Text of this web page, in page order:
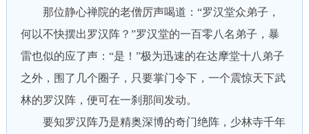
那位静心禅院的老僧厉声喝道：“罗汉堂众弟子，
何以不快摆出罗汉阵？”罗汉堂的一百零八名弟子，暴
雷也似的应了声：“是！”极为迅速的在达摩堂十八弟子
之外，围了几个圈子，只要掌门令下，一个震惊天下武
林的罗汉阵，便可在一刹那间发动。
要知罗汉阵乃是精奥深博的奇门绝阵，少林寺千年